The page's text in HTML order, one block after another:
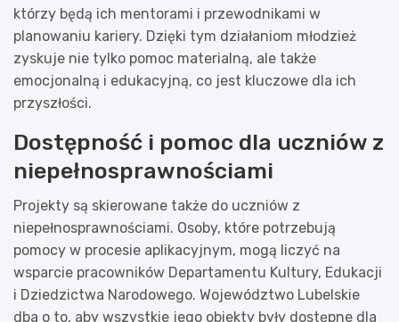
którzy będą ich mentorami i przewodnikami w
planowaniu kariery. Dzięki tym działaniom młodzież
zyskuje nie tylko pomoc materialną, ale także
emocjonalną i edukacyjną, co jest kluczowe dla ich
przyszłości.
Dostępność i pomoc dla uczniów z
niepełnosprawnościami
Projekty są skierowane także do uczniów z
niepełnosprawnościami. Osoby, które potrzebują
pomocy w procesie aplikacyjnym, mogą liczyć na
wsparcie pracowników Departamentu Kultury, Edukacji
i Dziedzictwa Narodowego. Województwo Lubelskie
dba o to, aby wszystkie jego obiekty były dostępne dla